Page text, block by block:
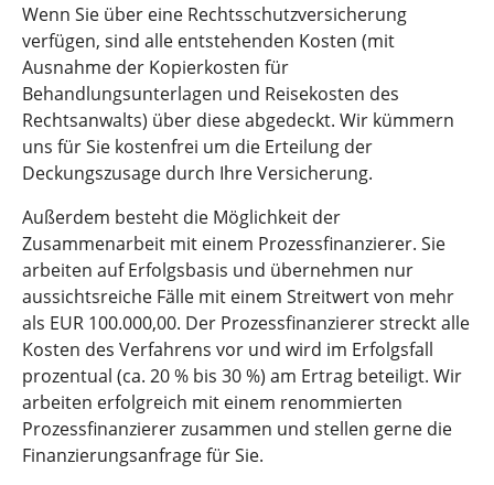
Wenn Sie über eine Rechtsschutzversicherung
verfügen, sind alle entstehenden Kosten (mit
Ausnahme der Kopierkosten für
Behandlungsunterlagen und Reisekosten des
Rechtsanwalts) über diese abgedeckt. Wir kümmern
uns für Sie kostenfrei um die Erteilung der
Deckungszusage durch Ihre Versicherung.
Außerdem besteht die Möglichkeit der
Zusammenarbeit mit einem Prozessfinanzierer. Sie
arbeiten auf Erfolgsbasis und übernehmen nur
aussichtsreiche Fälle mit einem Streitwert von mehr
als EUR 100.000,00. Der Prozessfinanzierer streckt alle
Kosten des Verfahrens vor und wird im Erfolgsfall
prozentual (ca. 20 % bis 30 %) am Ertrag beteiligt. Wir
arbeiten erfolgreich mit einem renommierten
Prozessfinanzierer zusammen und stellen gerne die
Finanzierungsanfrage für Sie.